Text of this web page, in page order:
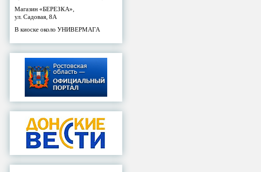
Магазин «БЕРЕЗКА»,
ул. Садовая, 8А
В киоске около УНИВЕРМАГА